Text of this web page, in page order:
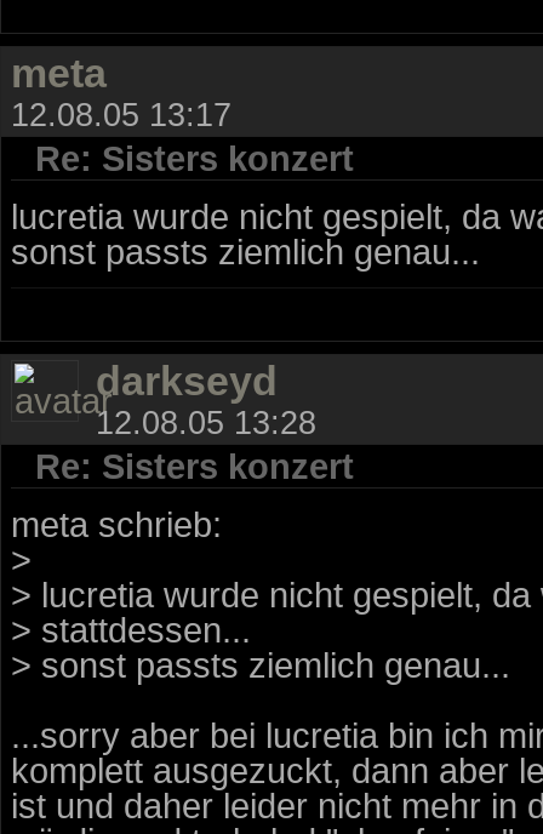
meta
12.08.05 13:17
Re: Sisters konzert
lucretia wurde nicht gespielt, da
sonst passts ziemlich genau...
darkseyd
12.08.05 13:28
Re: Sisters konzert
meta schrieb:
>
> lucretia wurde nicht gespielt, da
> stattdessen...
> sonst passts ziemlich genau...
...sorry aber bei lucretia bin ich
komplett ausgezuckt, dann aber
ist und daher leider nicht mehr in